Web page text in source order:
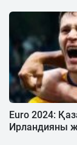
Euro 2024:
Ирландияны